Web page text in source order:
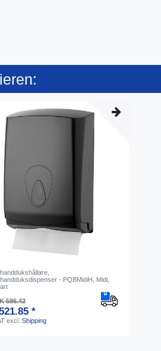
- PQBMidiH, Midi,
586.42
*
excl.Shipping